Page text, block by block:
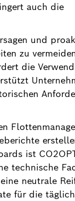
auch die
und
zu
die
ist
technische
neutrale
für die